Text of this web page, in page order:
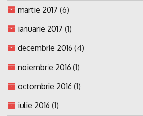
martie 2017 (6)
ianuarie 2017 (1)
decembrie 2016 (4)
noiembrie 2016 (1)
octombrie 2016 (1)
iulie 2016 (1)